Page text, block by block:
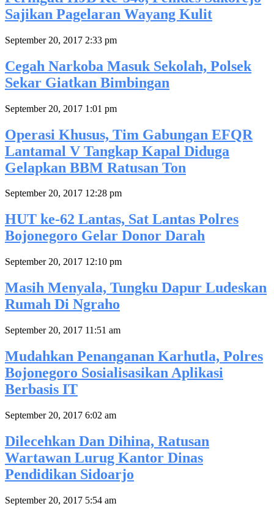
Sajikan Pagelaran Wayang Kulit
September 20, 2017 2:33 pm
Cegah Narkoba Masuk Sekolah, Polsek
Sekar Giatkan Bimbingan
September 20, 2017 1:01 pm
Operasi Khusus, Tim Gabungan EFQR
Lantamal V Tangkap Kapal Diduga
Gelapkan BBM Ratusan Ton
September 20, 2017 12:28 pm
HUT ke-62 Lantas, Sat Lantas Polres
Bojonegoro Gelar Donor Darah
September 20, 2017 12:10 pm
Masih Menyala, Tungku Dapur Ludeskan
Rumah Di Ngraho
September 20, 2017 11:51 am
Mudahkan Penanganan Karhutla, Polres
Bojonegoro Sosialisasikan Aplikasi
Berbasis IT
September 20, 2017 6:02 am
Dilecehkan Dan Dihina, Ratusan
Wartawan Lurug Kantor Dinas
Pendidikan Sidoarjo
September 20, 2017 5:54 am